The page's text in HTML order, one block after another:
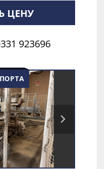
ЦЕНУ
923696